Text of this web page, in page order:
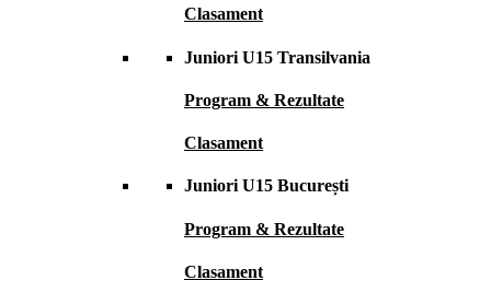
Clasament
Juniori U15 Transilvania
Program & Rezultate
Clasament
Juniori U15 București
Program & Rezultate
Clasament